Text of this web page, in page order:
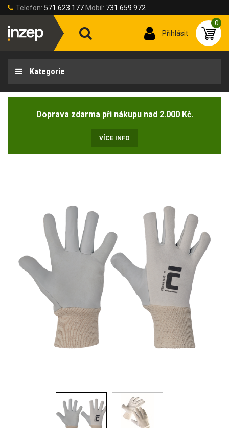
Telefon: 571 623 177 Mobil: 731 659 972
Přihlásit
0
Kategorie
Doprava zdarma při nákupu nad 2.000 Kč.
VÍCE INFO